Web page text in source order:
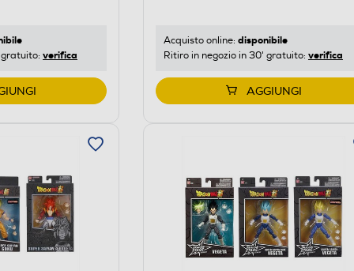
gratuito: verifica
Acquisto online: disponibile
Ritiro in negozio in 30' gratuito: verifica
AGGIUNGI